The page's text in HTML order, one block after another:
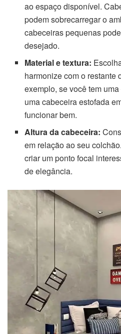
ao espaço disponível.
podem sobrecarregar o
cabeceiras pequenas
desejado.
Material e textura:
harmonize com o restante
exemplo, se você tem
uma cabeceira estofada
funcionar bem.
Altura da cabeceira:
em relação ao seu
criar um ponto focal
de elegância.